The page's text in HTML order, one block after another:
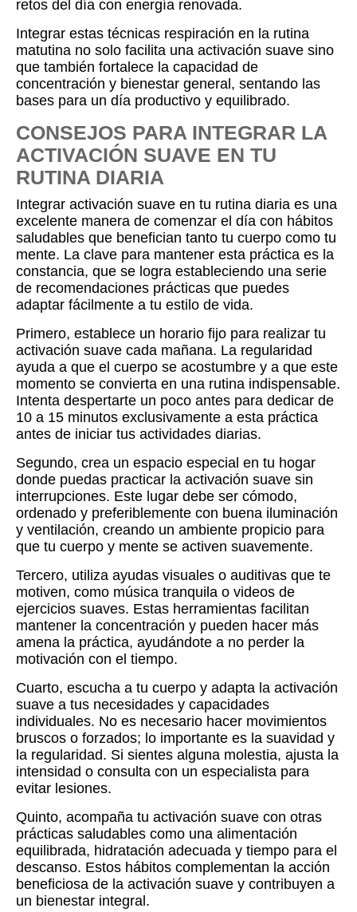
retos del día con energía renovada.
Integrar estas técnicas respiración en la rutina
matutina no solo facilita una activación suave sino
que también fortalece la capacidad de
concentración y bienestar general, sentando las
bases para un día productivo y equilibrado.
CONSEJOS PARA INTEGRAR LA
ACTIVACIÓN SUAVE EN TU
RUTINA DIARIA
Integrar activación suave en tu rutina diaria es una
excelente manera de comenzar el día con hábitos
saludables que benefician tanto tu cuerpo como tu
mente. La clave para mantener esta práctica es la
constancia, que se logra estableciendo una serie
de recomendaciones prácticas que puedes
adaptar fácilmente a tu estilo de vida.
Primero, establece un horario fijo para realizar tu
activación suave cada mañana. La regularidad
ayuda a que el cuerpo se acostumbre y a que este
momento se convierta en una rutina indispensable.
Intenta despertarte un poco antes para dedicar de
10 a 15 minutos exclusivamente a esta práctica
antes de iniciar tus actividades diarias.
Segundo, crea un espacio especial en tu hogar
donde puedas practicar la activación suave sin
interrupciones. Este lugar debe ser cómodo,
ordenado y preferiblemente con buena iluminación
y ventilación, creando un ambiente propicio para
que tu cuerpo y mente se activen suavemente.
Tercero, utiliza ayudas visuales o auditivas que te
motiven, como música tranquila o videos de
ejercicios suaves. Estas herramientas facilitan
mantener la concentración y pueden hacer más
amena la práctica, ayudándote a no perder la
motivación con el tiempo.
Cuarto, escucha a tu cuerpo y adapta la activación
suave a tus necesidades y capacidades
individuales. No es necesario hacer movimientos
bruscos o forzados; lo importante es la suavidad y
la regularidad. Si sientes alguna molestia, ajusta la
intensidad o consulta con un especialista para
evitar lesiones.
Quinto, acompaña tu activación suave con otras
prácticas saludables como una alimentación
equilibrada, hidratación adecuada y tiempo para el
descanso. Estos hábitos complementan la acción
beneficiosa de la activación suave y contribuyen a
un bienestar integral.